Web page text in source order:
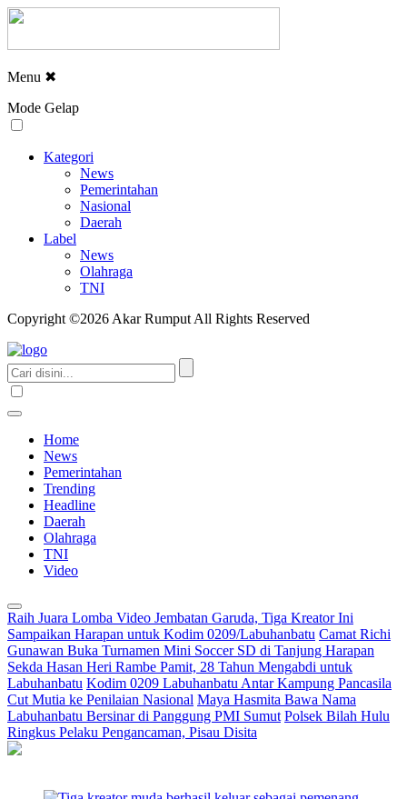
Menu ✖
Mode Gelap
Kategori
News
Pemerintahan
Nasional
Daerah
Label
News
Olahraga
TNI
Copyright ©2026 Akar Rumput All Rights Reserved
Home
News
Pemerintahan
Trending
Headline
Daerah
Olahraga
TNI
Video
Raih Juara Lomba Video Jembatan Garuda, Tiga Kreator Ini
Sampaikan Harapan untuk Kodim 0209/Labuhanbatu Camat Richi
Gunawan Buka Turnamen Mini Soccer SD di Tanjung Harapan
Sekda Hasan Heri Rambe Pamit, 28 Tahun Mengabdi untuk
Labuhanbatu Kodim 0209 Labuhanbatu Antar Kampung Pancasila
Cut Mutia ke Penilaian Nasional Maya Hasmita Bawa Nama
Labuhanbatu Bersinar di Panggung PMI Sumut Polsek Bilah Hulu
Ringkus Pelaku Pengancaman, Pisau Disita